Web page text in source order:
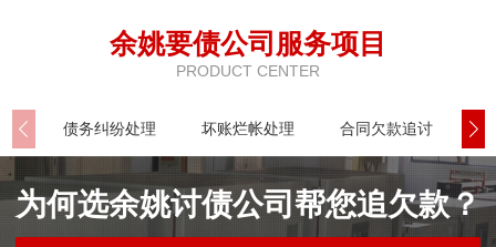
余姚要债公司服务项目
PRODUCT CENTER
债务纠纷处理 坏账烂帐处理 合同欠款追讨
为何选余姚讨债公司帮您追欠款？​